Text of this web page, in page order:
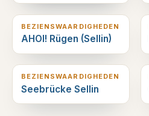
0 km verderop
BEZIENSWAARDIGHEDEN
AHOI! Rügen (Sellin)
1 km verderop
BEZIENSWAARDIGHEDEN
Seebrücke Sellin